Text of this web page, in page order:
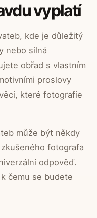
vyplatí
kde je důležitý
nebo silná
obřad s vlastním
proslovy
které fotografie
může být někdy
fotografa
odpověď.
čemu se budete